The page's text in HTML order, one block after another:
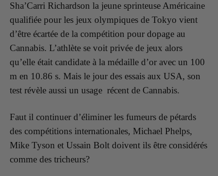
Sha’Carri Richardson la jeune sprinteuse Américaine
qualifiée pour les jeux olympiques de Tokyo vient
d’être écartée de la compétition pour dopage au
Cannabis. L’athlète se voit privée de jeux alors
qu’elle était candidate à la médaille d’or avec un 100
m en 10.86 s. Mais le jour des essais aux USA, son
test révèle aussi un usage récent de Cannabis.
Faut il continuer d’éliminer les fumeurs de pétards
des compétitions internationales, Michael Phelps,
Mike Tyson et Ussain Bolt doivent ils être considérés
comme des tricheurs?